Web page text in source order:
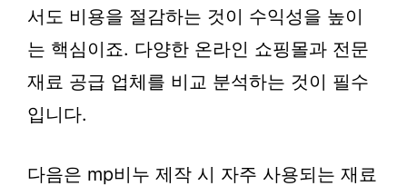
서도 비용을 절감하는 것이 수익성을 높이
는 핵심이죠. 다양한 온라인 쇼핑몰과 전문
재료 공급 업체를 비교 분석하는 것이 필수
입니다.
다음은 mp비누 제작 시 자주 사용되는 재료